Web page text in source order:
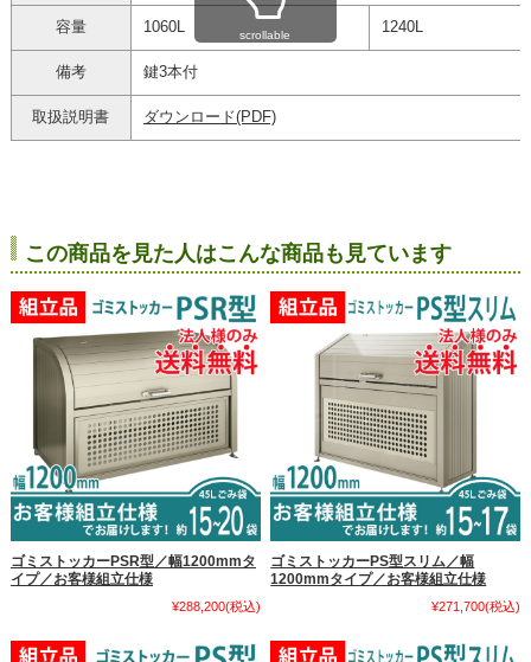
容量 1060L 1240L
備考 鍵3本付
取扱説明書 ダウンロード(PDF)
scrollable
この商品を見た人はこんな商品も見ています
ゴミストッカーPSR型／幅1200mmタ
イプ／お客様組立仕様
¥288,200(税込)
ゴミストッカーPS型スリム／幅
1200mmタイプ／お客様組立仕様
¥271,700(税込)